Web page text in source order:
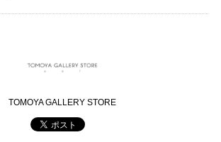
TOMOYA GALLERY STORE